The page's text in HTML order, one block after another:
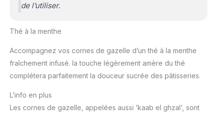
de l’utiliser.
Thé à la menthe
Accompagnez vos cornes de gazelle d’un thé à la menthe
fraîchement infusé. la touche légèrement amère du thé
complétera parfaitement la douceur sucrée des pâtisseries.
L’info en plus
Les cornes de gazelle, appelées aussi ‘kaab el ghzal’, sont